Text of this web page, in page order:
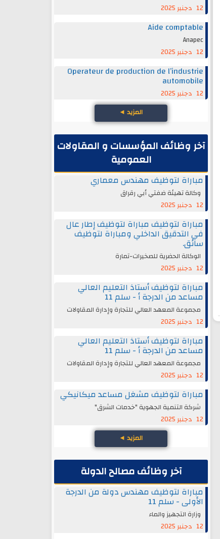
12 دجنبر 2025
Aide comptable
Anapec
12 دجنبر 2025
Operateur de production de l’industrie
automobile
12 دجنبر 2025
المزيد ◄
آخر وظائف المؤسسات و المقاولات
العمومية
مباراة لتوظيف مهندس معماري
وكالة تهيئة ضفتي أبي رقراق
12 دجنبر 2025
مباراة لتوظيف مباراة لتوظيف إطار عال
في التدقيق الداخلي ومباراة لتوظيف
سائق.
الوكالة الحضرية للصخيرات-تمارة
12 دجنبر 2025
مباراة لتوظيف أستاذ التعليم العالي
مساعد من الدرجة أ - سلم 11
مجموعة المعهد العالي للتجارة وإدارة المقاولات
12 دجنبر 2025
مباراة لتوظيف أستاذ التعليم العالي
مساعد من الدرجة أ - سلم 11
مجموعة المعهد العالي للتجارة وإدارة المقاولات
12 دجنبر 2025
مباراة لتوظيف مشغل مساعد ميكانيكي
شركة التنمية الجهوية "خدمات الشرق"
12 دجنبر 2025
المزيد ◄
آخر وظائف مصالح الدولة
مباراة لتوظيف مهندس دولة من الدرجة
الأولى - سلم 11
وزارة التجهيز والماء
12 دجنبر 2025